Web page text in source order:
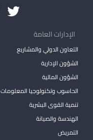
الإدارات العامة
التعاون الدولي والمشاريع
الشؤون الإدارية
الشؤون المالية
الحاسوب وتكنولوجيا المعلومات
تنمية القوى البشرية
الهندسة والصيانة
التمريض